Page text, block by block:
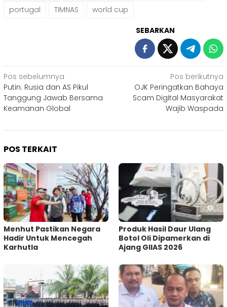
portugal
TIMNAS world cup
SEBARKAN
Navigasi
pos
Pos sebelumnya
Putin: Rusia dan AS Pikul
Tanggung Jawab Bersama
Keamanan Global
Pos berikutnya
OJK Peringatkan Bahaya
Scam Digital Masyarakat
Wajib Waspada
POS TERKAIT
Menhut Pastikan Negara
Hadir Untuk Mencegah
Karhutla
Produk Hasil Daur Ulang
Botol Oli Dipamerkan di
Ajang GIIAS 2026